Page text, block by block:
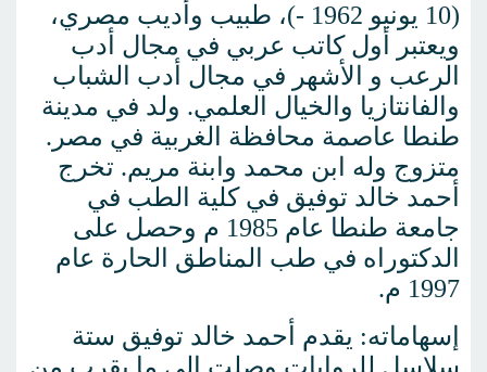
(10 يونيو 1962 -)، طبيب وأديب مصري،
ويعتبر أول كاتب عربي في مجال أدب
الرعب و الأشهر في مجال أدب الشباب
والفانتازيا والخيال العلمي. ولد في مدينة
طنطا عاصمة محافظة الغربية في مصر.
متزوج وله ابن محمد وابنة مريم. تخرج
أحمد خالد توفيق في كلية الطب في
جامعة طنطا عام 1985 م وحصل على
الدكتوراه في طب المناطق الحارة عام
1997 م.
إسهاماته: يقدم أحمد خالد توفيق ستة